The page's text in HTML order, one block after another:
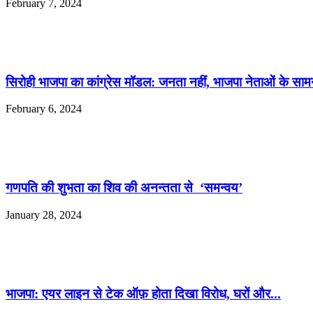
February 7, 2024
सिरोही भाजपा का कांग्रेस मॉडल: जनता नहीं, भाजपा नेताओं के
February 6, 2024
गणपति की शुभता का शिव की अनन्तता से ‘समन्वय’
January 28, 2024
भाजपा: एयर लाइन से टेक ऑफ़ होता दिखा विरोध, घरों और...